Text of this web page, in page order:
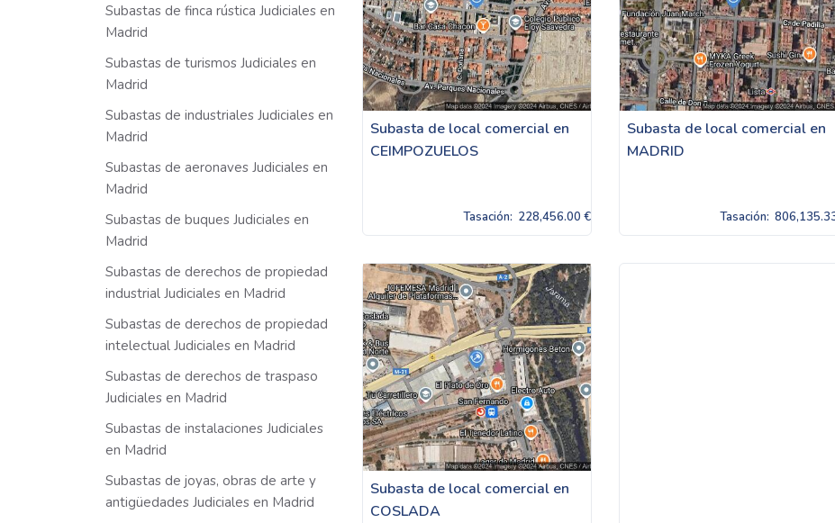
Subastas de finca rústica Judiciales en
Madrid
Subastas de turismos Judiciales en
Madrid
Subastas de industriales Judiciales en
Madrid
Subastas de aeronaves Judiciales en
Madrid
Subastas de buques Judiciales en
Madrid
Subastas de derechos de propiedad
industrial Judiciales en Madrid
Subastas de derechos de propiedad
intelectual Judiciales en Madrid
Subastas de derechos de traspaso
Judiciales en Madrid
Subastas de instalaciones Judiciales
en Madrid
Subastas de joyas, obras de arte y
antigüedades Judiciales en Madrid
Subasta de local comercial en
CEIMPOZUELOS
Tasación: 228,456.00 €
Subasta de local comercial en
MADRID
Tasación:
Subasta de local comercial en
COSLADA